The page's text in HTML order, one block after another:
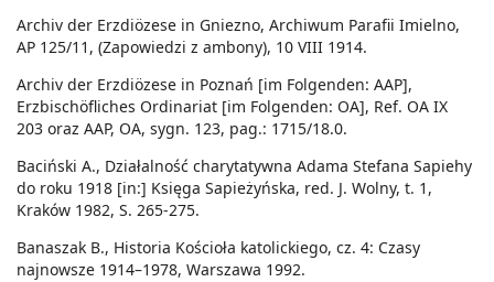
Archiv der Erzdiözese in Gniezno, Archiwum Parafii Imielno,
AP 125/11, (Zapowiedzi z ambony), 10 VIII 1914.
Archiv der Erzdiözese in Poznań [im Folgenden: AAP],
Erzbischöfliches Ordinariat [im Folgenden: OA], Ref. OA IX
203 oraz AAP, OA, sygn. 123, pag.: 1715/18.0.
Baciński A., Działalność charytatywna Adama Stefana Sapiehy
do roku 1918 [in:] Księga Sapieżyńska, red. J. Wolny, t. 1,
Kraków 1982, S. 265-275.
Banaszak B., Historia Kościoła katolickiego, cz. 4: Czasy
najnowsze 1914–1978, Warszawa 1992.